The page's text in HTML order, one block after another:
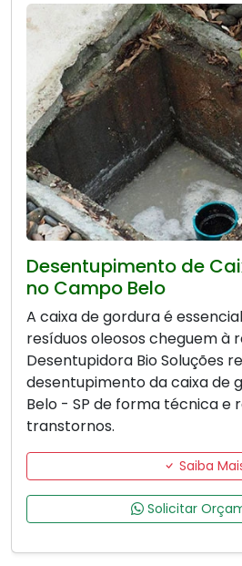
Desentupimento de
no Campo Belo
A caixa de gordura é
resíduos oleosos cheguem à
Desentupidora Bio Soluções
desentupimento da caixa de
Belo - SP de forma técnica e
transtornos.
Saiba
Solicitar